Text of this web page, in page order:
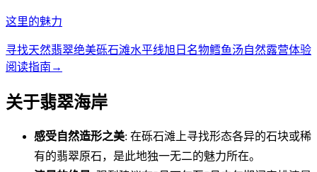
这里的魅力
寻找天然翡翠绝美砾石滩水平线旭日 名物鳕鱼汤自然露营体验
阅读指南 →
关于翡翠海岸
感受自然造形之美: 在砾石滩上寻找形态各异的石块或稀
有的翡翠原石，是此地独一无二的魅力所在。